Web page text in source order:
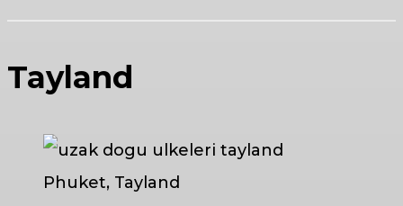
Tayland
Phuket, Tayland